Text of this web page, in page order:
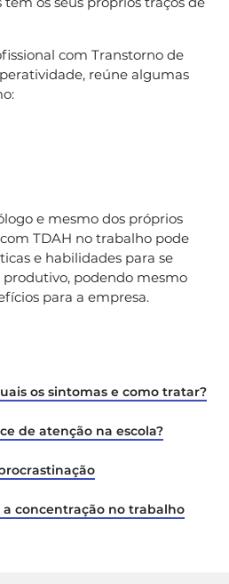
com Transtorno de
reúne algumas
e mesmo dos próprios
TDAH no trabalho pode
e habilidades para se
podendo mesmo
para a empresa.
os sintomas e como tratar?
de atenção na escola?
a concentração no trabalho